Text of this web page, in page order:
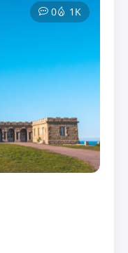
0 1K